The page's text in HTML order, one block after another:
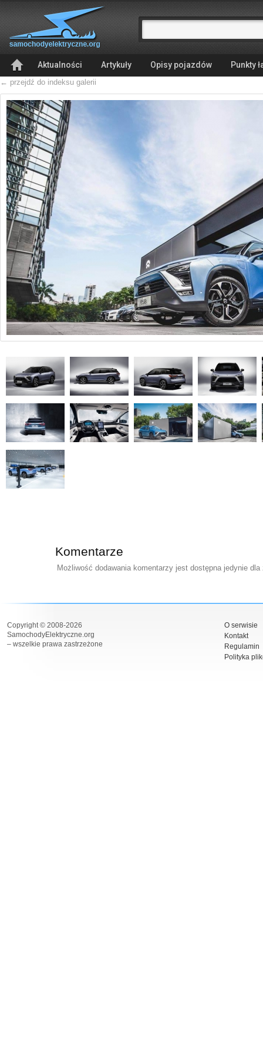
Aktualności Artykuły Opisy pojazdów Punkty
← przejdź do indeksu galerii
Komentarze
Możliwość dodawania komentarzy jest dostępna jedynie
Copyright © 2008-2026
SamochodyElektryczne.org
– wszelkie prawa zastrzeżone
O serwisie
Kontakt
Regulamin
Polityka